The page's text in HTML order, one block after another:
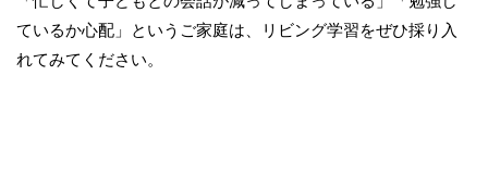
ているか心配」というご家庭は、リビング学習をぜひ採り入
れてみてください。